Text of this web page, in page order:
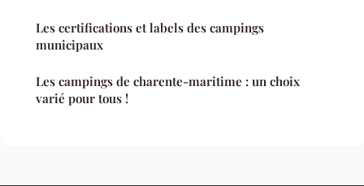
Les certifications et labels des campings
municipaux
Les campings de charente-maritime : un choix
varié pour tous !